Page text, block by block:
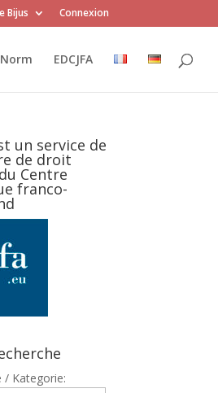
Bijus Connexion
EDCJFA
un service de
de droit
Centre
franco-
/ Kategorie: